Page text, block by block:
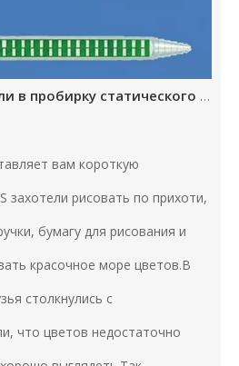
Что произойдет, если в пробирку статического смесителя налить два красителя разных цветов?
вам короткую
захотели рисовать по прихоти,
бумагу для рисования и
красочное море цветов.В
столкнулись с
что цветов недостаточно